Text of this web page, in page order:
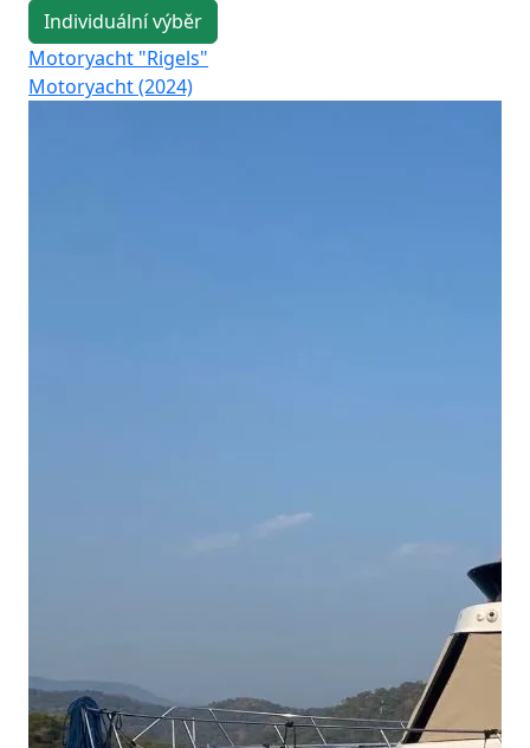
Individuální výběr
Motoryacht "Rigels"
Motoryacht (2024)